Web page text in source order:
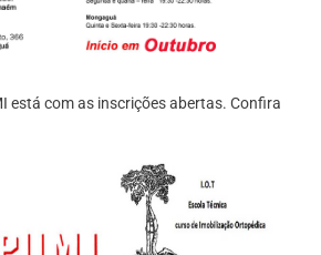
está com as inscrições abertas. Confira